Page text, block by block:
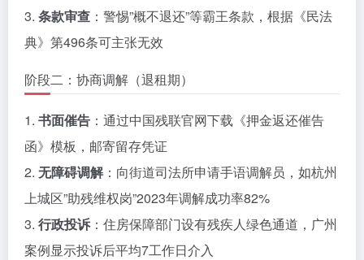
3. 条款审查 ：警惕”概不退还”等霸王条款，根据《民法
典》第496条可主张无效
阶段二：协商调解（退租期）
1. 书面催告 ：通过中国残联官网下载《押金返还催告
函》模板，邮寄留存凭证
2. 无障碍调解：向街道司法所申请手语调解员，如杭州
上城区”助残维权岗”2023年调解成功率82%
3. 行政投诉：住房保障部门设有残疾人绿色通道，广州
案例显示投诉后平均7工作日介入